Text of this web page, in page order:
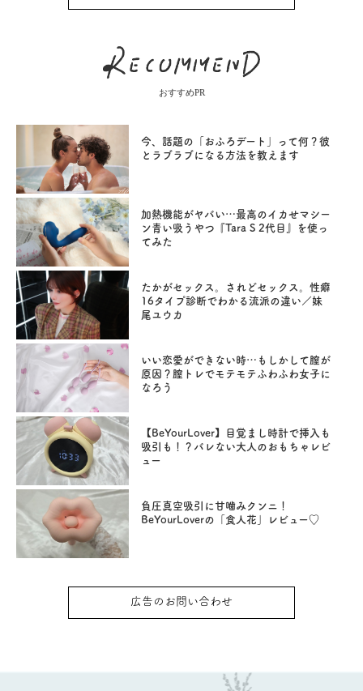
おすすめPR
今、話題の「おふろデート」って何？彼
とラブラブになる方法を教えます
加熱機能がヤバい…最高のイカせマシー
ン青い吸うやつ『Tara S 2代目』を使っ
てみた
たかがセックス。されどセックス。性癖
16タイプ診断でわかる流派の違い／妹
尾ユウカ
いい恋愛ができない時…もしかして膣が
原因？膣トレでモテモテふわふわ女子に
なろう
【BeYourLover】目覚まし時計で挿入も
吸引も！？バレない大人のおもちゃレビ
ュー
負圧真空吸引に甘噛みクンニ！
BeYourLoverの「食人花」レビュー♡
広告のお問い合わせ